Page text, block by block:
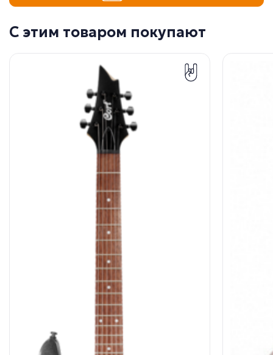
С этим товаром покупают